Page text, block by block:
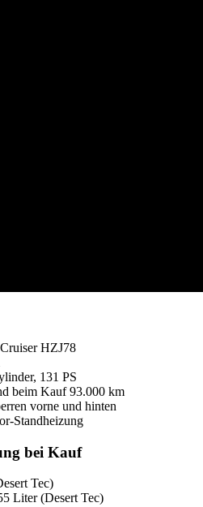
HZJ78
131 PS
beim Kauf 93.000 km
vorne und hinten
Standheizung
bei Kauf
Tec)
Liter (Desert Tec)